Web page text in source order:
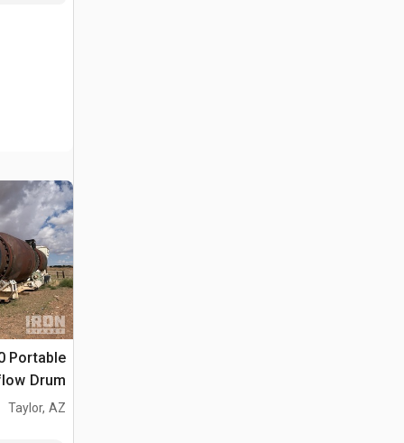
Portable
Drum
Taylor, AZ